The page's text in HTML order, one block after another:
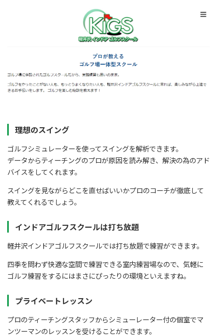
理想のスイング
ゴルフシミュレーターを使ってスイングを解析できます。
データからティーチングのプロが原因を読み解き、解決の為のアド
バイスをしてくれます。
スイングを見ながらどこを直せばいいかプロのコーチが徹底して
教えてくれるでしょう。
インドアゴルフスクールは打ち放題
軽井沢インドアゴルフスクールでは打ち放題で練習ができます。
四季を問わず快適な空間で練習できる室内練習場なので、気軽に
ゴルフ練習をするにはまさにぴったりの環境といえますね。
プライベートレッスン
プロのティーチングスタッフからシミューレーター付の個室でマ
ンツーマンのレッスンを受けることができます。